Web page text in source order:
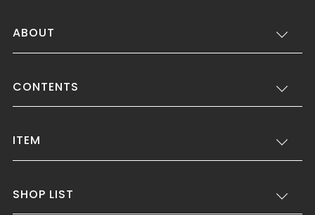
ABOUT
CONTENTS
ITEM
SHOP LIST